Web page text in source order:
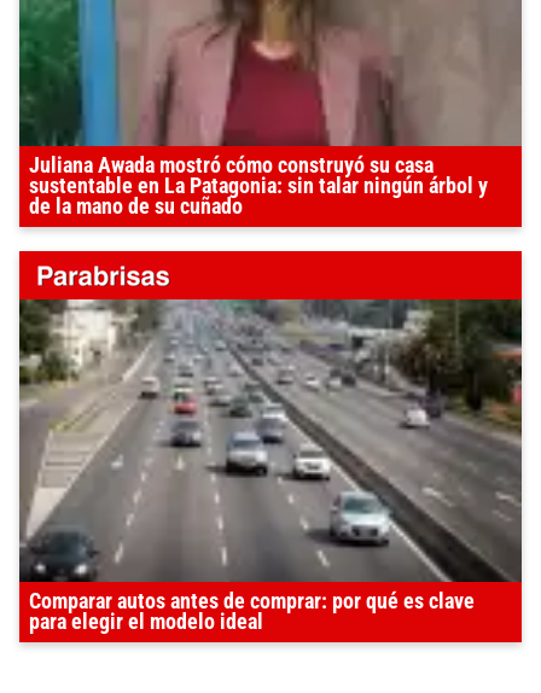
Juliana Awada mostró cómo construyó su casa
sustentable en La Patagonia: sin talar ningún árbol y
de la mano de su cuñado
Comparar autos antes de comprar: por qué es clave
para elegir el modelo ideal